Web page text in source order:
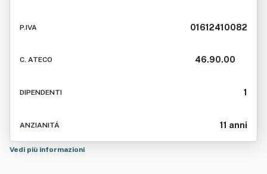
P.IVA 01612410082
C. ATECO 46.90.00
DIPENDENTI 1
ANZIANITÁ 11 anni
Vedi più informazioni